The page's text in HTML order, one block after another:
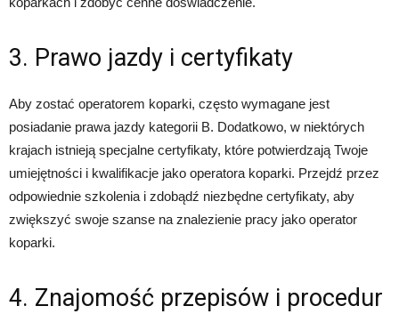
3. Prawo jazdy i certyfikaty
Aby zostać operatorem koparki, często wymagane jest
posiadanie prawa jazdy kategorii B. Dodatkowo, w niektórych
krajach istnieją specjalne certyfikaty, które potwierdzają Twoje
umiejętności i kwalifikacje jako operatora koparki. Przejdź przez
odpowiednie szkolenia i zdobądź niezbędne certyfikaty, aby
zwiększyć swoje szanse na znalezienie pracy jako operator
koparki.
4. Znajomość przepisów i procedur